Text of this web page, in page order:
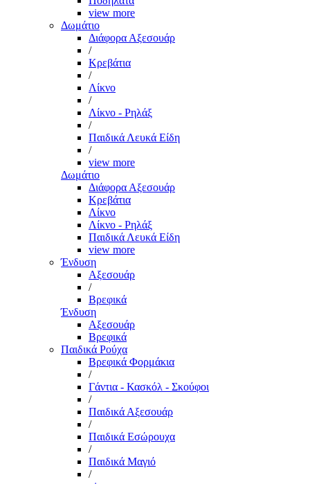
view more
Δωμάτιο
Διάφορα Αξεσουάρ
/
Κρεβάτια
/
Λίκνο
/
Λίκνο - Ρηλάξ
/
Παιδικά Λευκά Είδη
/
view more
Δωμάτιο
Διάφορα Αξεσουάρ
Κρεβάτια
Λίκνο
Λίκνο - Ρηλάξ
Παιδικά Λευκά Είδη
view more
Ένδυση
Αξεσουάρ
/
Βρεφικά
Ένδυση
Αξεσουάρ
Βρεφικά
Παιδικά Ρούχα
Βρεφικά Φορμάκια
/
Γάντια - Κασκόλ - Σκούφοι
/
Παιδικά Αξεσουάρ
/
Παιδικά Εσώρουχα
/
Παιδικά Μαγιό
/